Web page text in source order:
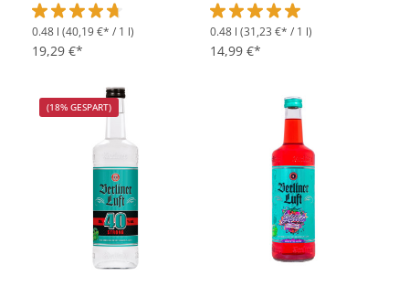
Durchschnittliche Bewertung von 4.8 von 5 Sternen
0.48 l (40,19 €* / 1 l)
19,29 €*
Durchschnittliche Bewertung
0.48 l (31,23 €* / 1 l)
14,99 €*
(18% GESPART)